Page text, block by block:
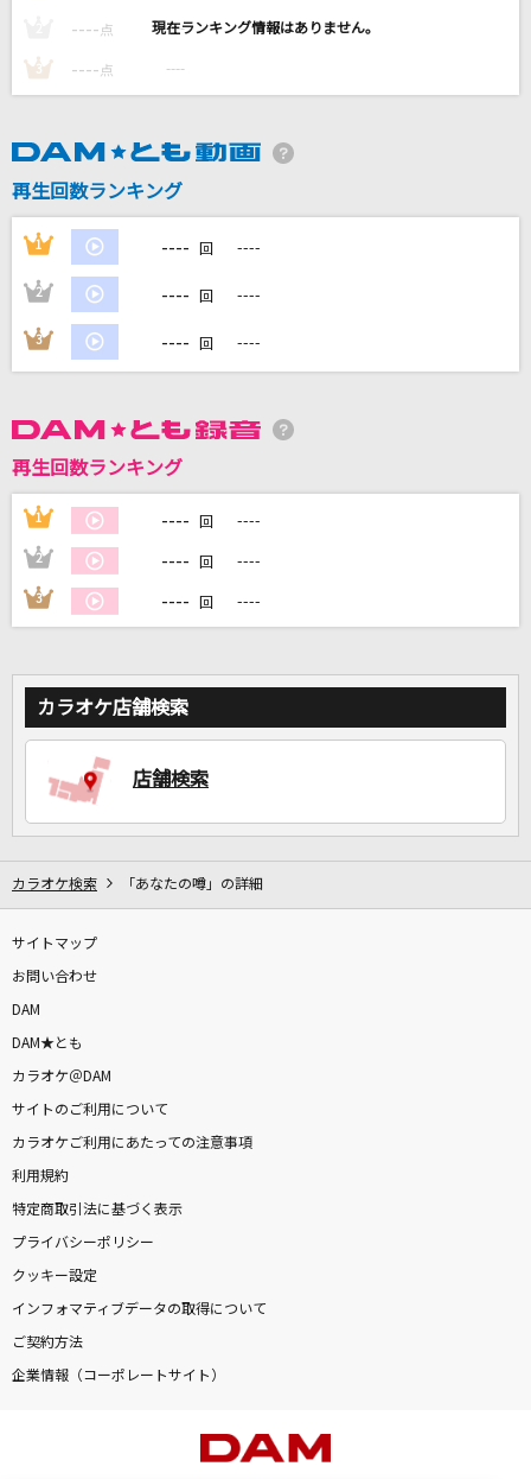
Masked bitcH
ギガP feat.GUMI
DAMの新曲・ランキングなど
カラオケ最新情報をチェック！
カラオケをもっと楽しもう！
家族や友達と一緒に！練習にも！
---- 点 ----
3 ---- 点 ----
再生回数ランキング
1 ---- 回 ----
2 ---- 回 ----
3 ---- 回 ----
再生回数ランキング
1 ---- 回 ----
2 ---- 回 ----
3 ---- 回 ----
カラオケ店舗検索
店舗検索
カラオケ検索 「あなたの噂」の詳細
サイトマップ
お問い合わせ
DAM
DAM★とも
カラオケ＠DAM
サイトのご利用について
カラオケご利用にあたっての注意事項
利用規約
特定商取引法に基づく表示
プライバシーポリシー
クッキー設定
インフォマティブデータの取得について
ご契約方法
企業情報（コーポレートサイト）